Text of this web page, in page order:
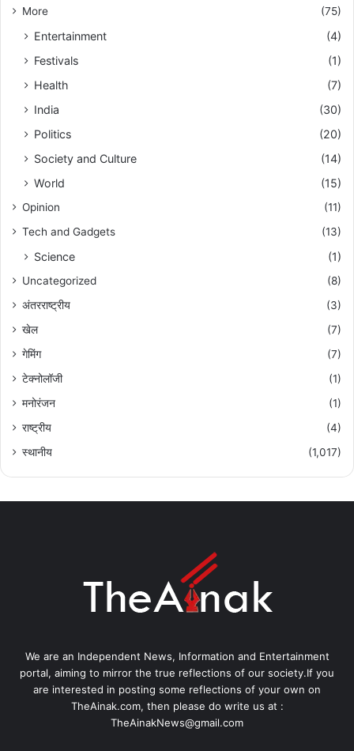
More (75)
Entertainment
(4)
Festivals
(1)
Health
(7)
India
(30)
Politics
(20)
Society and Culture
(14)
World
(15)
Opinion
(11)
Tech and Gadgets
(13)
Science (1)
Uncategorized
(8)
अंतरराष्ट्रीय
(3)
खेल
(7)
गेमिंग
(7)
टेक्नोलॉजी
(1)
मनोरंजन
(1)
राष्ट्रीय
(4)
स्थानीय
(1,017)
We are an Independent News, Information and Entertainment
portal, aiming to mirror the true reflections of our society.If you
are interested in posting some reflections of your own on
TheAinak.com, then please do write us at :
TheAinakNews@gmail.com